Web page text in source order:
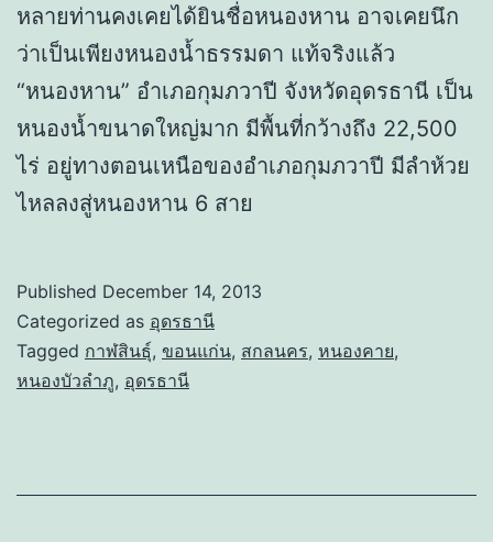
หลายท่านคงเคยได้ยินชื่อหนองหาน อาจเคยนึก
ว่าเป็นเพียงหนองน้ำธรรมดา แท้จริงแล้ว
“หนองหาน” อำเภอกุมภวาปี จังหวัดอุดรธานี เป็น
หนองน้ำขนาดใหญ่มาก มีพื้นที่กว้างถึง 22,500
ไร่ อยู่ทางตอนเหนือของอำเภอกุมภวาปี มีลำห้วย
ไหลลงสู่หนองหาน 6 สาย
Published December 14, 2013
Categorized as อุดรธานี
Tagged กาฬสินธุ์, ขอนแก่น, สกลนคร, หนองคาย,
หนองบัวลำภู, อุดรธานี